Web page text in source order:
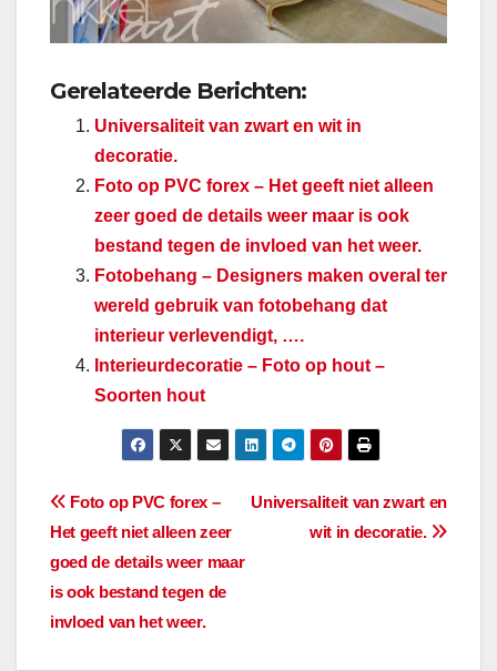
Gerelateerde Berichten:
Universaliteit van zwart en wit in
decoratie.
Foto op PVC forex – Het geeft niet alleen
zeer goed de details weer maar is ook
bestand tegen de invloed van het weer.
Fotobehang – Designers maken overal ter
wereld gebruik van fotobehang dat
interieur verlevendigt, ….
Interieurdecoratie – Foto op hout –
Soorten hout
Bericht
navigatie
Universaliteit van zwart en
wit in decoratie.
Foto op PVC forex –
Het geeft niet alleen zeer
goed de details weer maar
is ook bestand tegen de
invloed van het weer.